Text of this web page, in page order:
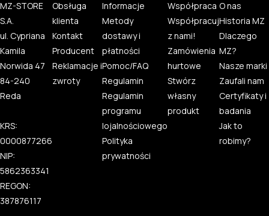
MZ-STORE
S.A.
ul. Cypriana
Kamila
Norwida 47
84-240
Reda
KRS:
0000877266
NIP:
5862363341
REGON:
387876117
Obsługa
klienta
Kontakt
Producent
Reklamacje i
zwroty
Informacje
Metody
dostawy i
płatności
Pomoc/FAQ
Regulamin
Regulamin
programu
lojalnościowego
Polityka
prywatności
Współpraca
Współpracuj
z nami!
Zamówienia
hurtowe
Stwórz
własny
produkt
O nas
Historia MZ
Dlaczego
MZ?
Nasze marki
Zaufali nam
Certyfikaty i
badania
Jak to
robimy?